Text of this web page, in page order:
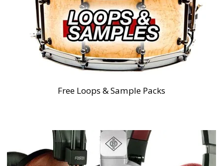
Free Loops & Sample Packs